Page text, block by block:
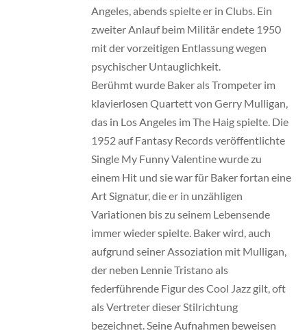
Angeles, abends spielte er in Clubs. Ein
zweiter Anlauf beim Militär endete 1950
mit der vorzeitigen Entlassung wegen
psychischer Untauglichkeit.
Berühmt wurde Baker als Trompeter im
klavierlosen Quartett von Gerry Mulligan,
das in Los Angeles im The Haig spielte. Die
1952 auf Fantasy Records veröffentlichte
Single My Funny Valentine wurde zu
einem Hit und sie war für Baker fortan eine
Art Signatur, die er in unzähligen
Variationen bis zu seinem Lebensende
immer wieder spielte. Baker wird, auch
aufgrund seiner Assoziation mit Mulligan,
der neben Lennie Tristano als
federführende Figur des Cool Jazz gilt, oft
als Vertreter dieser Stilrichtung
bezeichnet. Seine Aufnahmen beweisen